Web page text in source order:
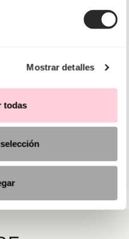
Mostrar detalles
todas